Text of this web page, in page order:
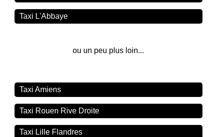
Taxi L'Abbaye
ou un peu plus loin...
Taxi Amiens
Taxi Rouen Rive Droite
Taxi Lille Flandres